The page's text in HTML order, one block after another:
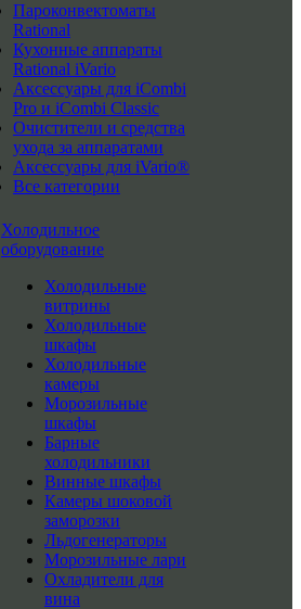
Пароконвектоматы
Rational
Кухонные аппараты
Rational iVario
Аксессуары для iCombi
Pro и iCombi Classic
Очистители и средства
ухода за аппаратами
Аксессуары для iVario®
Все категории
Холодильное
оборудование
Холодильные
витрины
Холодильные
шкафы
Холодильные
камеры
Морозильные
шкафы
Барные
холодильники
Винные шкафы
Камеры шоковой
заморозки
Льдогенераторы
Морозильные лари
Охладители для
вина